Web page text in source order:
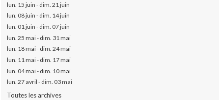
lun. 15 juin - dim. 21 juin
lun. 08 juin - dim. 14 juin
lun. 01 juin - dim. 07 juin
lun. 25 mai - dim. 31 mai
lun. 18 mai - dim. 24 mai
lun. 11 mai - dim. 17 mai
lun. 04 mai - dim. 10 mai
lun. 27 avril - dim. 03 mai
Toutes les archives